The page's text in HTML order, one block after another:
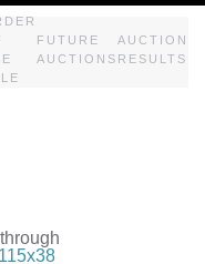
FUTURE
AUCTIONS
AUCTION
RESULTS